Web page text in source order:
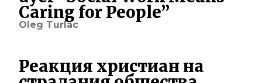
Caring for People”
Oleg Turlac
Реакция христиан на